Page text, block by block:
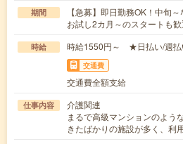
期間
【急募】即日勤務OK！中
お試し2カ月～のスタートも歓
時給 時給1550円～ ★日払い/週払
交通費
交通費全額支給
仕事内容
介護関連
まるで高級マンションのよう
きたばかりの施設が多く、利